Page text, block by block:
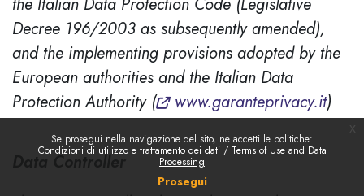
Se prosegui nella navigazione del sito, ne accetti le politiche:
Condizioni di utilizzo e trattamento dei dati / Terms of Use and Data
Processing
Prosegui
Decree 196/2003 as subsequently amended),
and the implementing provisions adopted by the
European authorities and the Italian Data
Protection Authority (
www.garanteprivacy.it)
Data Controller